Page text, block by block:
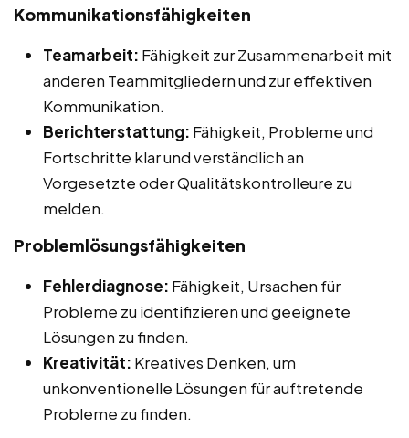
Kommunikationsfähigkeiten
Teamarbeit: Fähigkeit zur Zusammenarbeit mit
anderen Teammitgliedern und zur effektiven
Kommunikation.
Berichterstattung: Fähigkeit, Probleme und
Fortschritte klar und verständlich an
Vorgesetzte oder Qualitätskontrolleure zu
melden.
Problemlösungsfähigkeiten
Fehlerdiagnose: Fähigkeit, Ursachen für
Probleme zu identifizieren und geeignete
Lösungen zu finden.
Kreativität: Kreatives Denken, um
unkonventionelle Lösungen für auftretende
Probleme zu finden.